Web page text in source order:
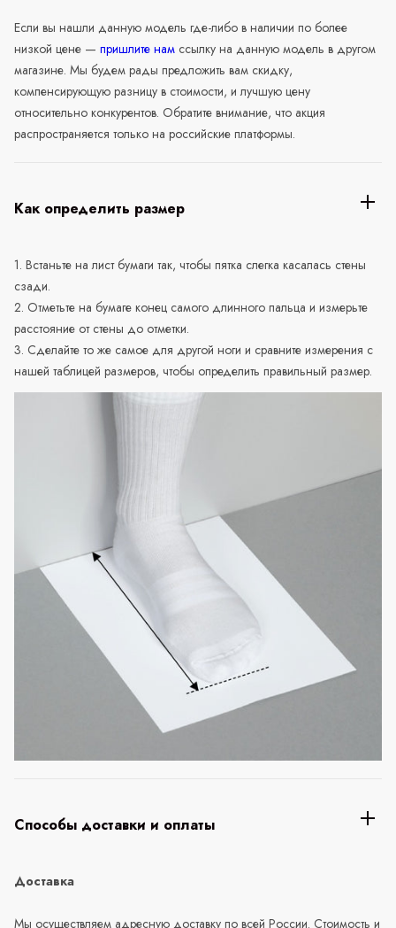
Если вы нашли данную модель где-либо в наличии по более
низкой цене — пришлите нам ссылку на данную модель в другом
магазине. Мы будем рады предложить вам скидку,
компенсирующую разницу в стоимости, и лучшую цену
относительно конкурентов. Обратите внимание, что акция
распространяется только на российские платформы.
Как определить размер
1. Встаньте на лист бумаги так, чтобы пятка слегка касалась стены
сзади.
2. Отметьте на бумаге конец самого длинного пальца и измерьте
расстояние от стены до отметки.
3. Сделайте то же самое для другой ноги и сравните измерения с
нашей таблицей размеров, чтобы определить правильный размер.
Способы доставки и оплаты
Доставка
Мы осуществляем адресную доставку по всей России. Стоимость и